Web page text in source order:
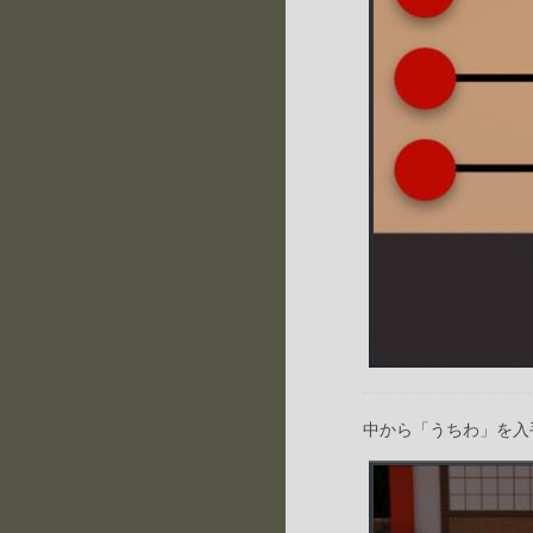
中から「うちわ」を入